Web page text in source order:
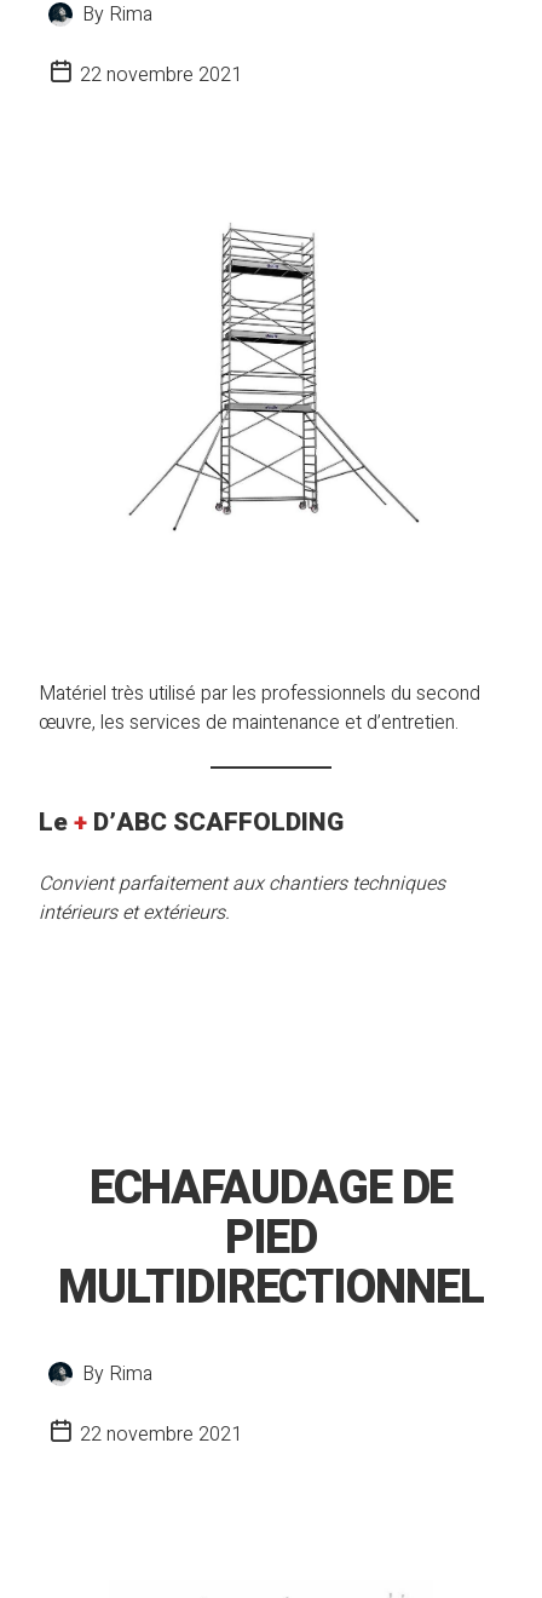
By Rima
22 novembre 2021
Matériel très utilisé par les professionnels du second
œuvre, les services de maintenance et d’entretien.
Le+D’ABC SCAFFOLDING
Convient parfaitement aux chantiers techniques
intérieurs et extérieurs.
ECHAFAUDAGE DE
PIED
MULTIDIRECTIONNEL
By Rima
22 novembre 2021